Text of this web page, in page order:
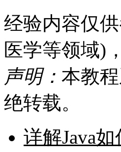
经验内容仅
医学等领域)
声明： 本教
绝转载。
详解Java